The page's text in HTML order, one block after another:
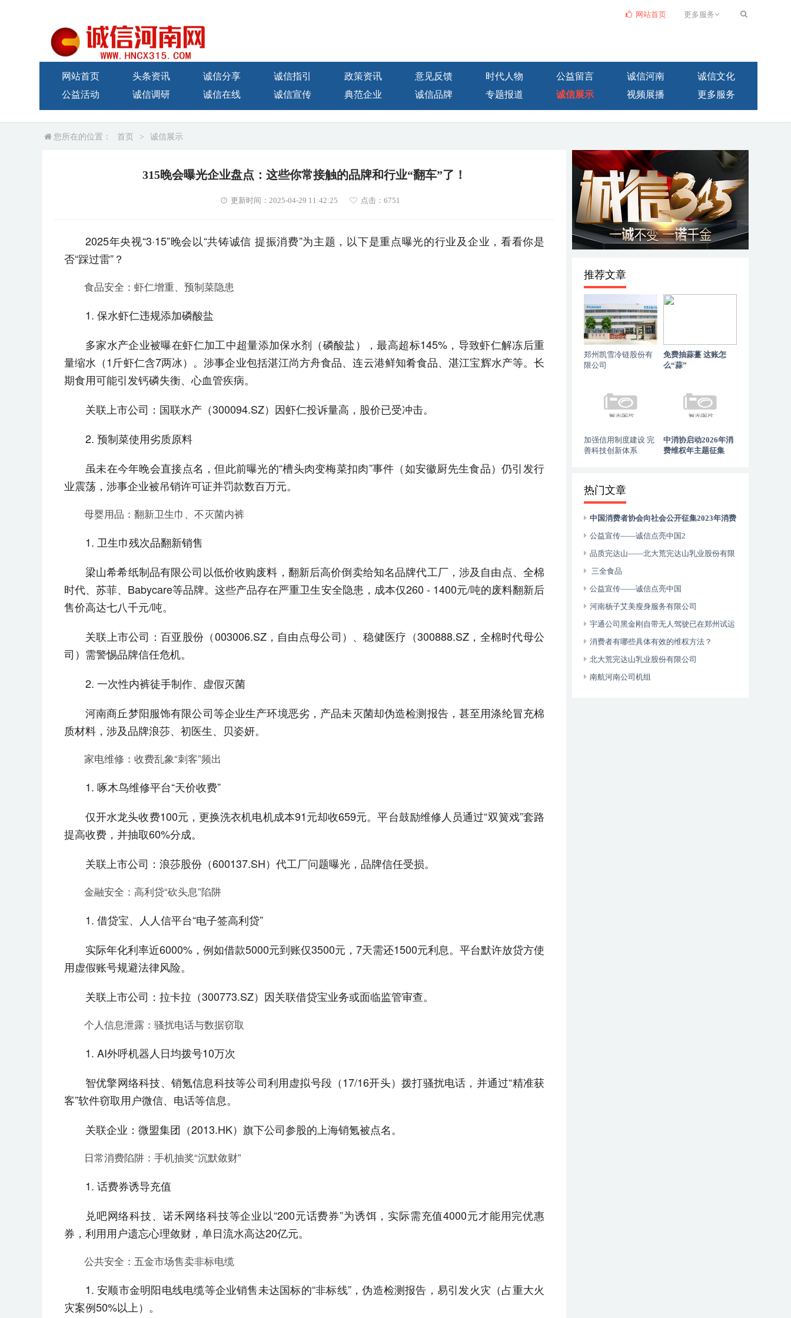
网站首页 头条资讯 诚信分享 诚信指引 政策资讯 意见反馈 时代人物 公益留言 诚信河南
诚信文化
公益活动
诚信调研 诚信在线 诚信宣传 典范企业 诚信品牌 专题报道 诚信展示 视频展播 更多服务
网站首页 更多服务
您所在的位置： 首页 > 诚信展示
315晚会曝光企业盘点：这些你常接触的品牌和行业“翻车”了！
更新时间：2025-04-29 11:42:25 点击： 6751
2025年央视“3·15”晚会以“共铸诚信 提振消费”为主题，以下是重点曝光的行业及企业，看看你是
否“踩过雷”？
食品安全：虾仁增重、预制菜隐患
1. 保水虾仁违规添加磷酸盐
多家水产企业被曝在虾仁加工中超量添加保水剂（磷酸盐），最高超标145%，导致虾仁解冻后重
量缩水（1斤虾仁含7两冰）。涉事企业包括湛江尚方舟食品、连云港鲜知肴食品、湛江宝辉水产等。长
期食用可能引发钙磷失衡、心血管疾病。
关联上市公司：国联水产（300094.SZ）因虾仁投诉量高，股价已受冲击。
2. 预制菜使用劣质原料
虽未在今年晚会直接点名，但此前曝光的“槽头肉变梅菜扣肉”事件（如安徽厨先生食品）仍引发行
业震荡，涉事企业被吊销许可证并罚款数百万元。
母婴用品：翻新卫生巾、不灭菌内裤
1. 卫生巾残次品翻新销售
梁山希希纸制品有限公司以低价收购废料，翻新后高价倒卖给知名品牌代工厂，涉及自由点、全棉
时代、苏菲、Babycare等品牌。这些产品存在严重卫生安全隐患，成本仅260 - 1400元/吨的废料翻新后
售价高达七八千元/吨。
关联上市公司：百亚股份（003006.SZ，自由点母公司）、稳健医疗（300888.SZ，全棉时代母公
司）需警惕品牌信任危机。
2. 一次性内裤徒手制作、虚假灭菌
河南商丘梦阳服饰有限公司等企业生产环境恶劣，产品未灭菌却伪造检测报告，甚至用涤纶冒充棉
质材料，涉及品牌浪莎、初医生、贝姿妍。
家电维修：收费乱象“刺客”频出
1. 啄木鸟维修平台“天价收费”
仅开水龙头收费100元，更换洗衣机电机成本91元却收659元。平台鼓励维修人员通过“双簧戏”套路
提高收费，并抽取60%分成。
关联上市公司：浪莎股份（600137.SH）代工厂问题曝光，品牌信任受损。
金融安全：高利贷“砍头息”陷阱
1. 借贷宝、人人信平台“电子签高利贷”
实际年化利率近6000%，例如借款5000元到账仅3500元，7天需还1500元利息。平台默许放贷方使
用虚假账号规避法律风险。
关联上市公司：拉卡拉（300773.SZ）因关联借贷宝业务或面临监管审查。
个人信息泄露：骚扰电话与数据窃取
1. AI外呼机器人日均拨号10万次
智优擎网络科技、销氪信息科技等公司利用虚拟号段（17/16开头）拨打骚扰电话，并通过“精准获
客”软件窃取用户微信、电话等信息。
关联企业：微盟集团（2013.HK）旗下公司参股的上海销氪被点名。
日常消费陷阱：手机抽奖“沉默敛财”
1. 话费券诱导充值
兑吧网络科技、诺禾网络科技等企业以“200元话费券”为诱饵，实际需充值4000元才能用完优惠
券，利用用户遗忘心理敛财，单日流水高达20亿元。
公共安全：五金市场售卖非标电缆
1. 安顺市金明阳电线电缆等企业销售未达国标的“非标线”，伪造检测报告，易引发火灾（占重大火
灾案例50%以上）。
推荐文章
郑州凯雪冷链股份有
限公司
免费抽蒜薹 这账怎
么“蒜”
加强信用制度建设 完
善科技创新体系
中消协启动2026年消
费维权年主题征集
热门文章
中国消费者协会向社会公开征集2023年消费
维权年主题
公益宣传——诚信点亮中国2
品质完达山——北大荒完达山乳业股份有限
公司三全食品
公益宣传——诚信点亮中国
河南杨子艾美瘦身服务有限公司
宇通公司黑金刚自带无人驾驶已在郑州试运
营消费者有哪些具体有效的维权方法？
北大荒完达山乳业股份有限公司
南航河南公司机组